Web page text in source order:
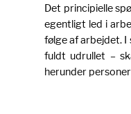
Det principielle
egentligt led i
følge af arbejdet.
fuldt udrullet –
herunder